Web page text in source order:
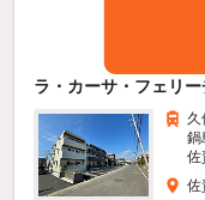
ラ・カーサ・フェリ
久
鍋
佐
佐